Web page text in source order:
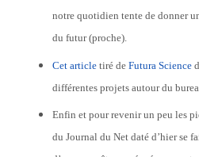
notre quotidien tente de donner
du futur (proche).
Cet articletiré de Futura Science
différentes projets autour du
Enfin et pour revenir un peu les
du Journal du Net daté d’hier se